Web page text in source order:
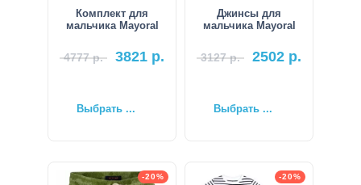
Комплект для
мальчика Mayoral
4777р. 3821 р.
Выбрать ...
Джинсы для
мальчика Mayoral
3127р. 2502 р.
Выбрать ...
-20% -20%